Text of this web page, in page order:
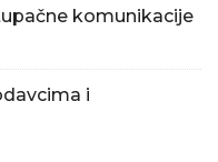
komunikacije
i